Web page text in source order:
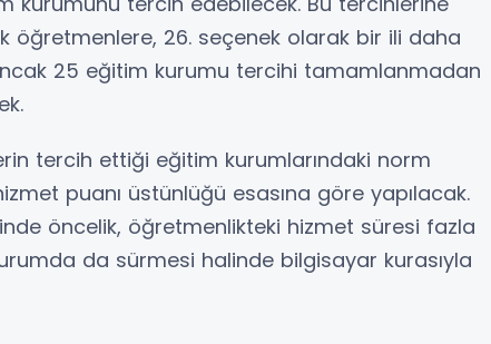
öğretmenlere, 26. seçenek olarak bir ili daha
25 eğitim kurumu tercihi tamamlanmadan
tercih ettiği eğitim kurumlarındaki norm
puanı üstünlüğü esasına göre yapılacak.
öncelik, öğretmenlikteki hizmet süresi fazla
da sürmesi halinde bilgisayar kurasıyla